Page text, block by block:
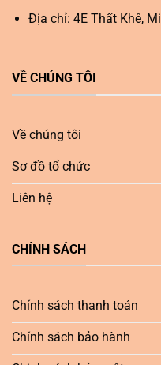
Địa chỉ: 4E Thất Khê,
VỀ CHÚNG TÔI
Về chúng tôi
Sơ đồ tổ chức
Liên hệ
CHÍNH SÁCH
Chính sách thanh toán
Chính sách bảo hành